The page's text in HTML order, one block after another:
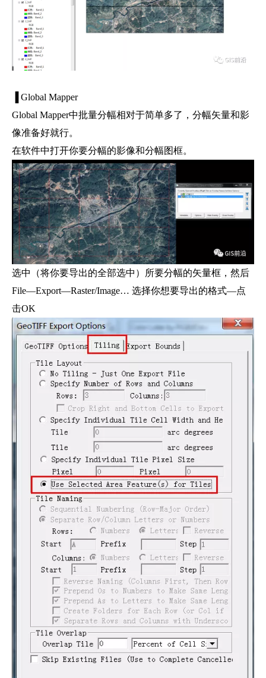
▐ Global Mapper
Global Mapper中批量分幅相对于简单多了，分幅矢量和影
像准备好就行。
在软件中打开你要分幅的影像和分幅图框。
选中（将你要导出的全部选中）所要分幅的矢量框，然后
File—Export—Raster/Image… 选择你想要导出的格式—点
击OK